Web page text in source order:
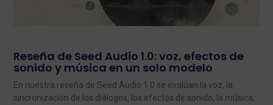
Reseña de Seed Audio 1.0: voz, efectos de
sonido y música en un solo modelo
En nuestra reseña de Seed Audio 1.0 se evalúan la voz, la
sincronización de los diálogos, los efectos de sonido, la música,